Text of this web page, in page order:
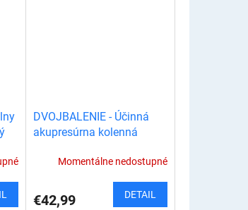
DVOJBALENIE - Účinná
akupresúrna kolenná
Momentálne nedostupné
€42,99 DETAIL